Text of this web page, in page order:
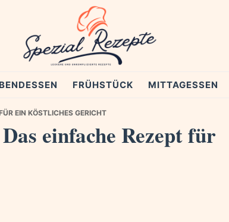
FRÜHSTÜCK MITTAGESSEN
EIN KÖSTLICHES GERICHT
einfache Rezept für